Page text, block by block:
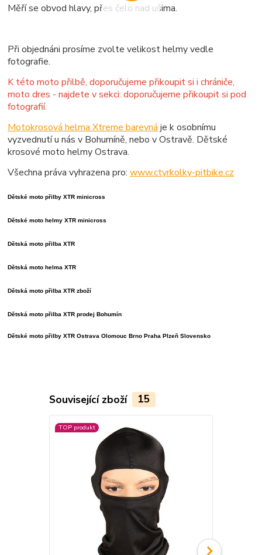
Měří se obvod hlavy, přes čelo nad ušima.
Při objednáni prosíme zvolte velikost helmy vedle
fotografie.
K této moto přilbě, doporučujeme přikoupit si i chrániče,
moto dres - najdete v sekci: doporučujeme přikoupit si pod
fotografií.
Motokrosová helma Xtreme barevnáje k osobnímu
vyzvednutí u nás v Bohumíně, nebo v Ostravě. Dětské
krosové moto helmy Ostrava.
Všechna práva vyhrazena pro:www.ctyrkolky-pitbike.cz
Dětské moto přilby XTR minicross
Dětské moto helmy XTR minicross
Dětská moto přilba XTR
Dětská moto helma XTR
Dětská moto přilba XTR zboží
Dětská moto přilba XTR prodej Bohumín
Dětské moto přilby XTROstrava Olomouc Brno Praha Plzeň Slovensko
Související zboží 15
TOP produkt